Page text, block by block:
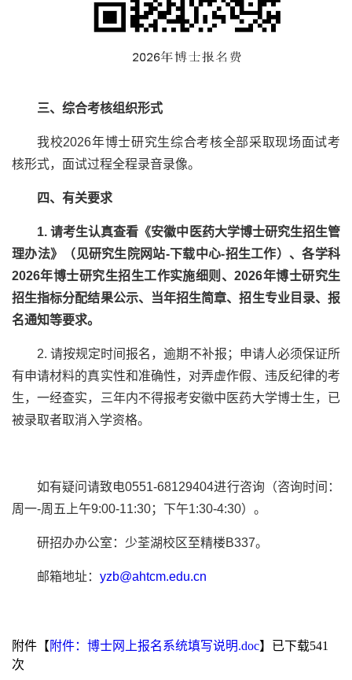
三、综合考核组织形式
我校2026年博士研究生综合考核全部采取现场面试考
核形式，面试过程全程录音录像。
四、有关要求
1.请考生认真查看《安徽中医药大学博士研究生招生管
理办法》（见研究生院网站-下载中心-招生工作）、各学科
2026年博士研究生招生工作实施细则、2026年博士研究生
招生指标分配结果公示、当年招生简章、招生专业目录、报
名通知等要求。
2.请按规定时间报名，逾期不补报；申请人必须保证所
有申请材料的真实性和准确性，对弄虚作假、违反纪律的考
生，一经查实，三年内不得报考安徽中医药大学博士生，已
被录取者取消入学资格。
如有疑问请致电0551-68129404进行咨询（咨询时间：
周一-周五上午9:00-11:30；下午1:30-4:30）。
研招办办公室：少荃湖校区至精楼B337。
邮箱地址： yzb@ahtcm.edu.cn
附件【 附件：博士网上报名系统填写说明.doc】已下载541
次